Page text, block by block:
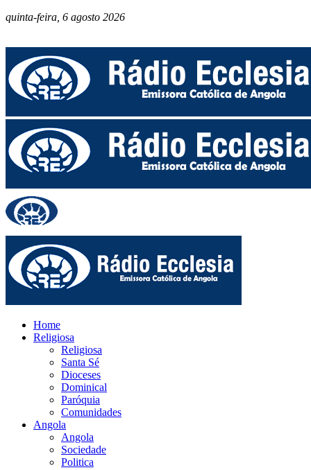
quinta-feira, 6 agosto 2026
Home
Religiosa
Religiosa
Santa Sé
Dioceses
Dominical
Paróquia
Comunidades
Angola
Angola
Sociedade
Politica